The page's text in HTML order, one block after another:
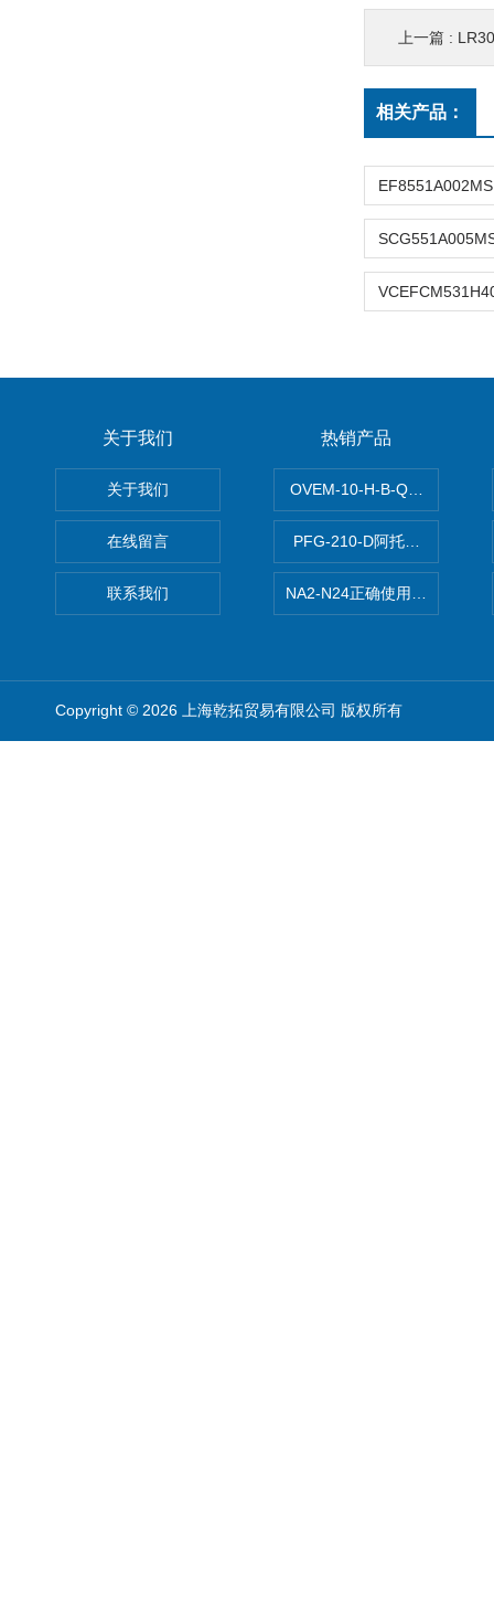
上一篇 :
相关产品：
关于我们
关于我们
在线留言
联系我们
热销产品
OVEM-10-H-B-QO-CE-N-2P
PFG-210-D阿托斯ATOS电
NA2-N24正确使用松下安全光
Copyright © 2026 上海乾拓贸易有限公司 版权所有